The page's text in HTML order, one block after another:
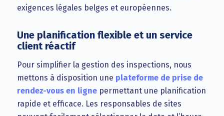
exigences légales belges et européennes.
Une planification flexible et un service
client réactif
Pour simplifier la gestion des inspections, nous
mettons à disposition une plateforme de prise de
rendez-vous en lignepermettant une planification
rapide et efficace. Les responsables de sites